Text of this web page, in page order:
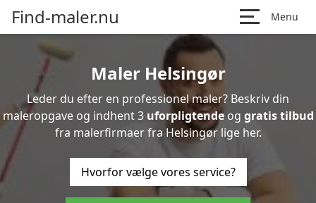
Find-maler.nu Menu
Maler Helsingør
Leder du efter en professionel maler? Beskriv din
maleropgave og indhent 3 uforpligtendeog gratis tilbud
fra malerfirmaer fra Helsingør lige her.
Hvorfor vælge vores service?